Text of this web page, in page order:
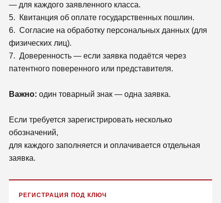
— для каждого заявленного класса.
5. Квитанция об оплате государственных пошлин.
6. Согласие на обработку персональных данных (для
физических лиц).
7. Доверенность — если заявка подаётся через
патентного поверенного или представителя.
Важно: один товарный знак — одна заявка.
Если требуется зарегистрировать несколько
обозначений,
для каждого заполняется и оплачивается отдельная
заявка.
РЕГИСТРАЦИЯ ПОД КЛЮЧ